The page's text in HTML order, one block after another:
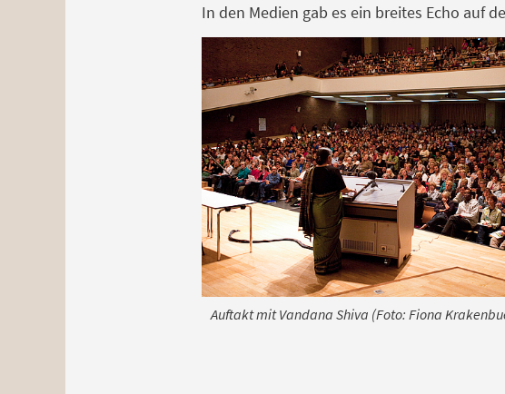
In den Medien gab es ein breites Echo auf
Auftakt mit Vandana Shiva (Foto: Fiona